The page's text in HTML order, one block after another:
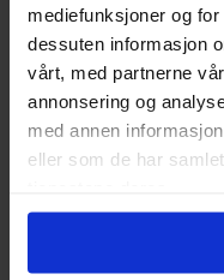
mediefunksjoner og
dessuten informasjon
vårt, med partnerne
annonsering og
med annen
eller som de har
Antall Sider
Utgiver
Lanseringsdato
(dd.mm.yyyy)
Aldersgruppe